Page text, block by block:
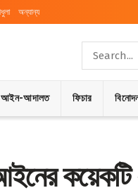
অন্যান্য
আইন-আদালত ফিচার
কয়েকটি